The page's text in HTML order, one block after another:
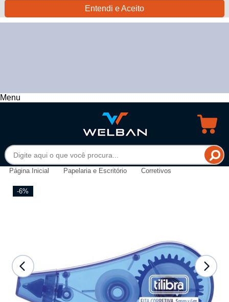
Entendi e Aceito
Menu
Página Inicial Papelaria e Escritório Corretivos
-6%